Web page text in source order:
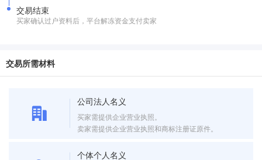
交易结束
买家确认过户资料后，平台解冻资金支付卖家
交易所需材料
公司法人名义
买家需提供企业营业执照。
卖家需提供企业营业执照和商标注册证原件。
个体个人名义